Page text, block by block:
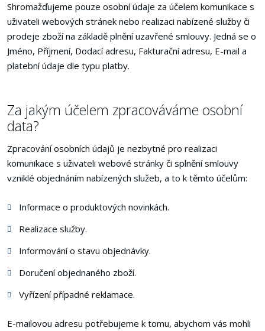
Shromažďujeme pouze osobní údaje za účelem komunikace s
uživateli webových stránek nebo realizaci nabízené služby či
prodeje zboží na základě plnění uzavřené smlouvy. Jedná se o
Jméno, Příjmení, Dodací adresu, Fakturační adresu, E-mail a
platební údaje dle typu platby.
Za jakým účelem zpracováváme osobní
data?
Zpracování osobních údajů je nezbytné pro realizaci
komunikace s uživateli webové stránky či splnění smlouvy
vzniklé objednáním nabízených služeb, a to k těmto účelům:
Informace o produktových novinkách.
Realizace služby.
Informování o stavu objednávky.
Doručení objednaného zboží.
Vyřízení případné reklamace.
E-mailovou adresu potřebujeme k tomu, abychom vás mohli